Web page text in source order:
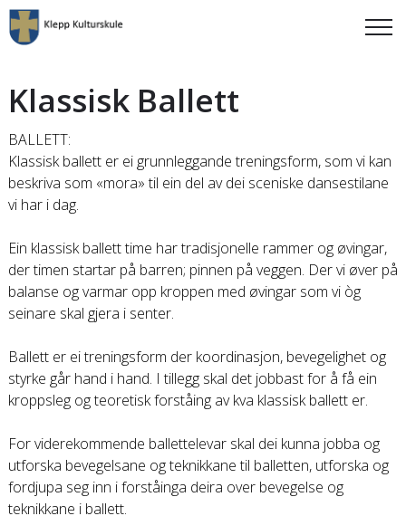
Klassisk Ballett
BALLETT:
Klassisk ballett er ei grunnleggande treningsform, som vi kan
beskriva som «mora» til ein del av dei sceniske dansestilane
vi har i dag.
Ein klassisk ballett time har tradisjonelle rammer og øvingar,
der timen startar på barren; pinnen på veggen. Der vi øver på
balanse og varmar opp kroppen med øvingar som vi òg
seinare skal gjera i senter.
Ballett er ei treningsform der koordinasjon, bevegelighet og
styrke går hand i hand. I tillegg skal det jobbast for å få ein
kroppsleg og teoretisk forståing av kva klassisk ballett er.
For viderekommende ballettelevar skal dei kunna jobba og
utforska bevegelsane og teknikkane til balletten, utforska og
fordjupa seg inn i forståinga deira over bevegelse og
teknikkane i ballett.